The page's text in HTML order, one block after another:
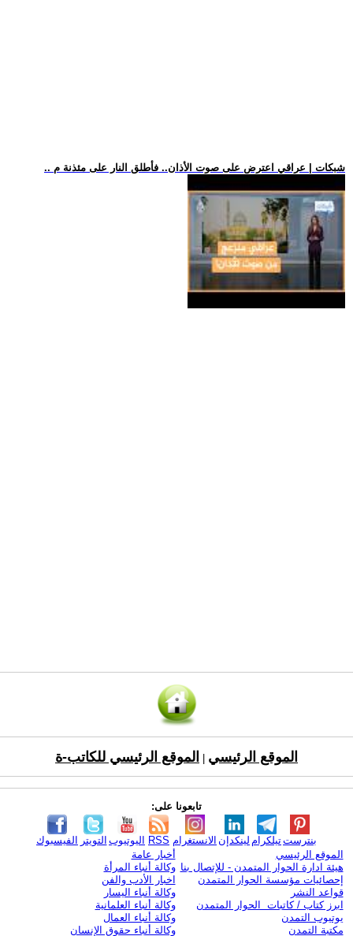
.. شبكات | عراقي اعترض على صوت الأذان.. فأطلق النار على مئذنة م
الموقع الرئيسي الموقع الرئيسي للكاتب-ة
تابعونا على:
الفيسبوك التويتر اليوتيوب RSS الانستغرام لينكدإن تيلكرامبنترست
الموقع الرئيسي
هيئة ادارة الحوار المتمدن - للإتصال بنا
إحصائيات مؤسسة الحوار المتمدن
قواعد النشر
ابرز كتاب / كاتبات الحوار المتمدن
يوتيوب التمدن
مكتبة التمدن
أخبار عامة
وكالة أنباء المرأة
اخبار الأدب والفن
وكالة أنباء اليسار
وكالة أنباء العلمانية
وكالة أنباء العمال
وكالة أنباء حقوق الإنسان